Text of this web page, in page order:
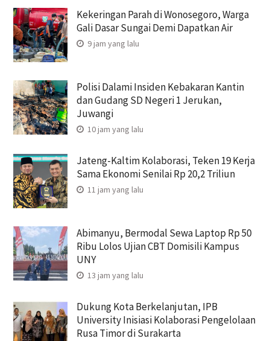
Kekeringan Parah di Wonosegoro, Warga
Gali Dasar Sungai Demi Dapatkan Air
9 jam yang lalu
Polisi Dalami Insiden Kebakaran Kantin
dan Gudang SD Negeri 1 Jerukan,
Juwangi
10 jam yang lalu
Jateng-Kaltim Kolaborasi, Teken 19 Kerja
Sama Ekonomi Senilai Rp 20,2 Triliun
11 jam yang lalu
Abimanyu, Bermodal Sewa Laptop Rp 50
Ribu Lolos Ujian CBT Domisili Kampus
UNY
13 jam yang lalu
Dukung Kota Berkelanjutan, IPB
University Inisiasi Kolaborasi Pengelolaan
Rusa Timor di Surakarta